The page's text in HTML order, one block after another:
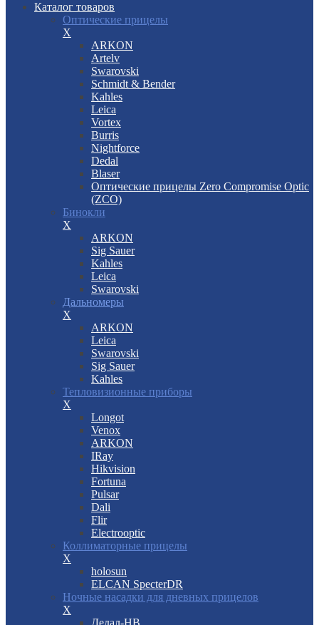
Каталог товаров
Оптические прицелы
X
ARKON
Artelv
Swarovski
Schmidt & Bender
Kahles
Leica
Vortex
Burris
Nightforce
Dedal
Blaser
Оптические прицелы Zero Compromise Optic
(ZCO)
Бинокли
X
ARKON
Sig Sauer
Kahles
Leica
Swarovski
Дальномеры
X
ARKON
Leica
Swarovski
Sig Sauer
Kahles
Тепловизионные приборы
X
Longot
Venox
ARKON
IRay
Hikvision
Fortuna
Pulsar
Dali
Flir
Electrooptic
Коллиматорные прицелы
X
holosun
ELCAN SpecterDR
Ночные насадки для дневных прицелов
X
Дедал-НВ